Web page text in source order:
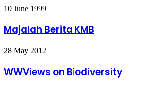
di
Budi
Luhur
Majalah
KMB
10 June 1999
Majalah Berita KMB
WWViews
Biodiversity
28 May 2012
WWViews on Biodiversity